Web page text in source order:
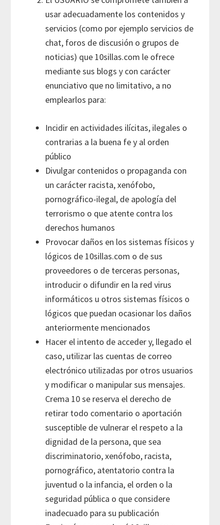
usar adecuadamente los contenidos y
servicios (como por ejemplo servicios de
chat, foros de discusión o grupos de
noticias) que 10sillas.com le ofrece
mediante sus blogs y con carácter
enunciativo que no limitativo, a no
emplearlos para:
Incidir en actividades ilícitas, ilegales o
contrarias a la buena fe y al orden
público
Divulgar contenidos o propaganda con
un carácter racista, xenófobo,
pornográfico-ilegal, de apología del
terrorismo o que atente contra los
derechos humanos
Provocar daños en los sistemas físicos y
lógicos de 10sillas.com o de sus
proveedores o de terceras personas,
introducir o difundir en la red virus
informáticos u otros sistemas físicos o
lógicos que puedan ocasionar los daños
anteriormente mencionados
Hacer el intento de acceder y, llegado el
caso, utilizar las cuentas de correo
electrónico utilizadas por otros usuarios
y modificar o manipular sus mensajes.
Crema 10 se reserva el derecho de
retirar todo comentario o aportación
susceptible de vulnerar el respeto a la
dignidad de la persona, que sea
discriminatorio, xenófobo, racista,
pornográfico, atentatorio contra la
juventud o la infancia, el orden o la
seguridad pública o que considere
inadecuado para su publicación